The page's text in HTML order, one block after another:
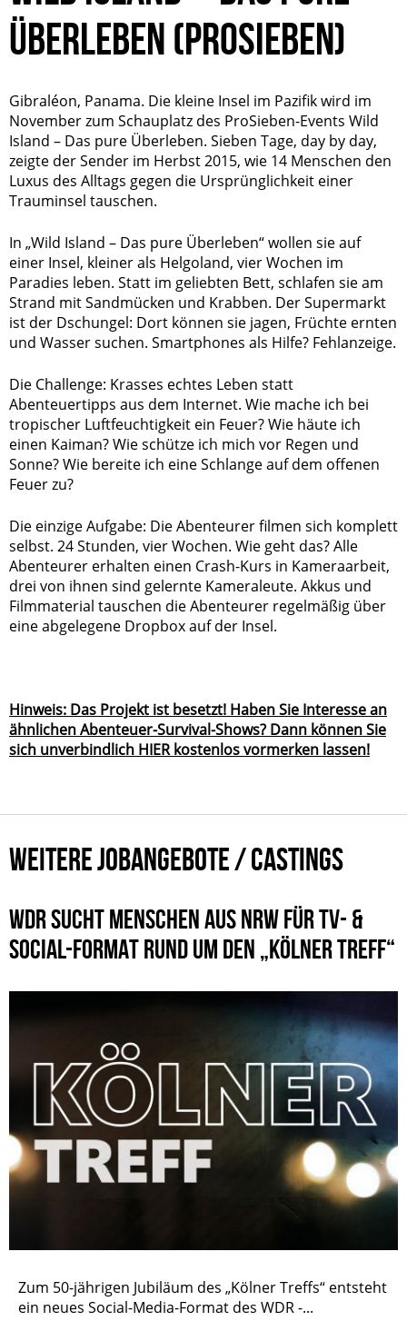
ÜBERLEBEN (PROSIEBEN)
Gibraléon, Panama. Die kleine Insel im Pazifik wird im
November zum Schauplatz des ProSieben-Events Wild
Island – Das pure Überleben. Sieben Tage, day by day,
zeigte der Sender im Herbst 2015, wie 14 Menschen den
Luxus des Alltags gegen die Ursprünglichkeit einer
Trauminsel tauschen.
In „Wild Island – Das pure Überleben“ wollen sie auf
einer Insel, kleiner als Helgoland, vier Wochen im
Paradies leben. Statt im geliebten Bett, schlafen sie am
Strand mit Sandmücken und Krabben. Der Supermarkt
ist der Dschungel: Dort können sie jagen, Früchte ernten
und Wasser suchen. Smartphones als Hilfe? Fehlanzeige.
Die Challenge: Krasses echtes Leben statt
Abenteuertipps aus dem Internet. Wie mache ich bei
tropischer Luftfeuchtigkeit ein Feuer? Wie häute ich
einen Kaiman? Wie schütze ich mich vor Regen und
Sonne? Wie bereite ich eine Schlange auf dem offenen
Feuer zu?
Die einzige Aufgabe: Die Abenteurer filmen sich komplett
selbst. 24 Stunden, vier Wochen. Wie geht das? Alle
Abenteurer erhalten einen Crash-Kurs in Kameraarbeit,
drei von ihnen sind gelernte Kameraleute. Akkus und
Filmmaterial tauschen die Abenteurer regelmäßig über
eine abgelegene Dropbox auf der Insel.
Hinweis: Das Projekt ist besetzt! Haben Sie Interesse an
ähnlichen Abenteuer-Survival-Shows? Dann können Sie
sich unverbindlich HIER kostenlos vormerken lassen!
WEITERE JOBANGEBOTE / CASTINGS
WDR SUCHT MENSCHEN AUS NRW FÜR TV- &
SOCIAL-FORMAT RUND UM DEN „KÖLNER TREFF“
Zum 50-jährigen Jubiläum des „Kölner Treffs“ entsteht
ein neues Social-Media-Format des WDR -...